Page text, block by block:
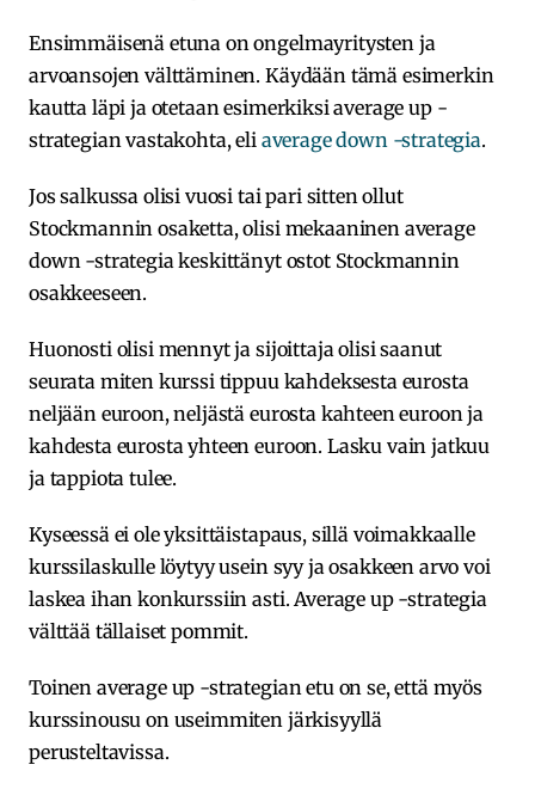
Ensimmäisenä etuna on ongelmayritysten ja
arvoansojen välttäminen. Käydään tämä esimerkin
kautta läpi ja otetaan esimerkiksi average up -
strategian vastakohta, eli average down -strategia.
Jos salkussa olisi vuosi tai pari sitten ollut
Stockmannin osaketta, olisi mekaaninen average
down -strategia keskittänyt ostot Stockmannin
osakkeeseen.
Huonosti olisi mennyt ja sijoittaja olisi saanut
seurata miten kurssi tippuu kahdeksesta eurosta
neljään euroon, neljästä eurosta kahteen euroon ja
kahdesta eurosta yhteen euroon. Lasku vain jatkuu
ja tappiota tulee.
Kyseessä ei ole yksittäistapaus, sillä voimakkaalle
kurssilaskulle löytyy usein syy ja osakkeen arvo voi
laskea ihan konkurssiin asti. Average up -strategia
välttää tällaiset pommit.
Toinen average up -strategian etu on se, että myös
kurssinousu on useimmiten järkisyyllä
perusteltavissa.